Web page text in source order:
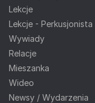
Lekcje
Lekcje - Perkusjonista
Wywiady
Relacje
Mieszanka
Wideo
Newsy / Wydarzenia